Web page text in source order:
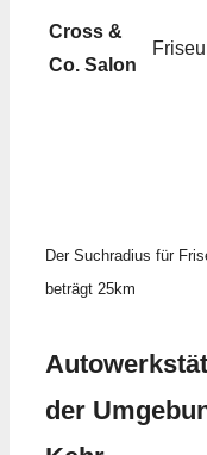
Cross &
Co. Salon
Der Suchradius für
beträgt 25km
der